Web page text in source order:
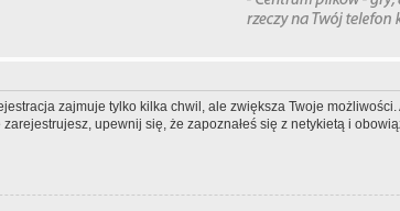
zajmuje tylko kilka chwil, ale zwiększa Twoje
upewnij się, że zapoznałeś się z netykietą i